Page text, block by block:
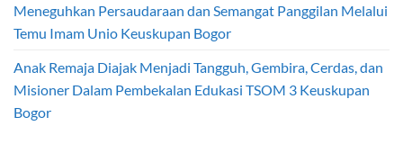
Meneguhkan Persaudaraan dan Semangat Panggilan Melalui
Temu Imam Unio Keuskupan Bogor
Anak Remaja Diajak Menjadi Tangguh, Gembira, Cerdas, dan
Misioner Dalam Pembekalan Edukasi TSOM 3 Keuskupan
Bogor